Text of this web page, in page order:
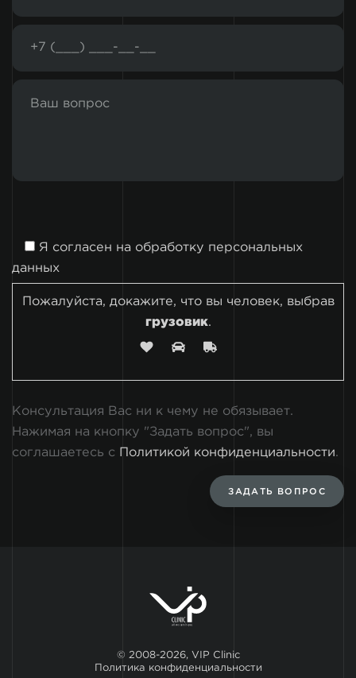
Я согласен на обработку персональных
данных
Пожалуйста, докажите, что вы человек, выбрав
грузовик.
Консультация Вас ни к чему не обязывает.
Нажимая на кнопку "Задать вопрос", вы
соглашаетесь с Политикой конфиденциальности.
ЗАДАТЬ ВОПРОС
© 2008-2026, VIP Clinic
Политика конфиденциальности